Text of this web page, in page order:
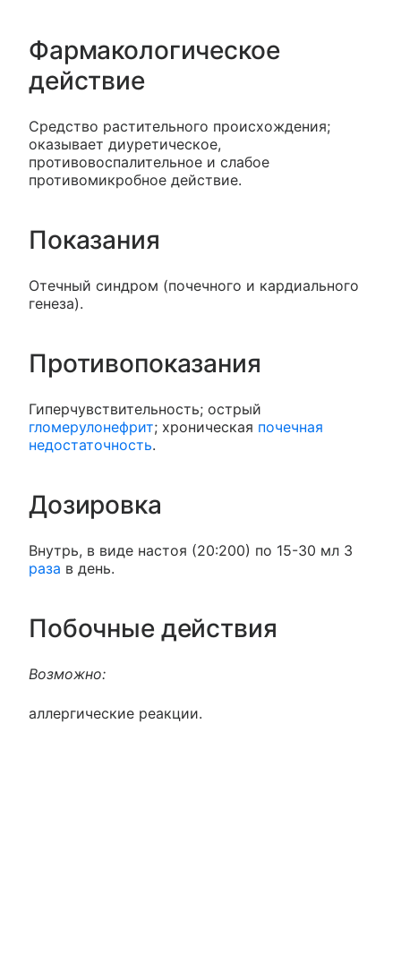
Фармакологическое
действие
Средство растительного происхождения;
оказывает диуретическое,
противовоспалительное и слабое
противомикробное действие.
Показания
Отечный синдром (почечного и кардиального
генеза).
Противопоказания
Гиперчувствительность; острый
гломерулонефрит; хроническая почечная
недостаточность.
Дозировка
Внутрь, в виде настоя (20:200) по 15-30 мл 3
раза в день.
Побочные действия
Возможно:
аллергические реакции.